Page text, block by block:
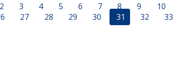
2 3 4 5 6 7 8 9 10
27 28 29 30 31 32 33